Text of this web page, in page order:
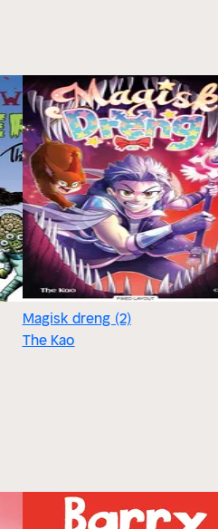
Magisk dreng (2)
The Kao